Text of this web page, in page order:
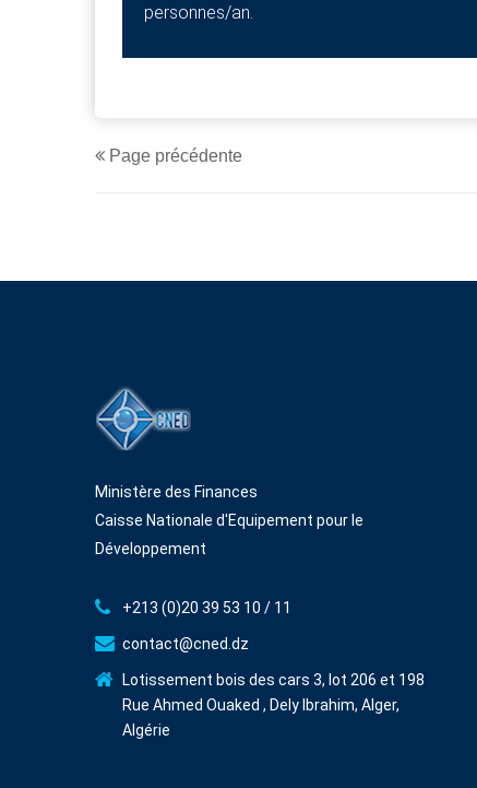
personnes/an.
Page précédente
Ministère des Finances
Caisse Nationale d'Equipement pour le
Développement
+213 (0)20 39 53 10 / 11
contact@cned.dz
Lotissement bois des cars 3, lot 206 et 198
Rue Ahmed Ouaked , Dely Ibrahim, Alger,
Algérie